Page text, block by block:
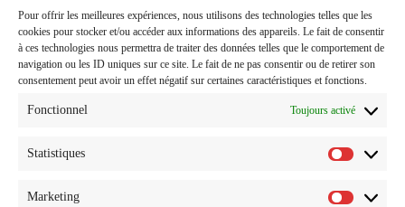
Pour offrir les meilleures expériences, nous utilisons des technologies telles que les
cookies pour stocker et/ou accéder aux informations des appareils. Le fait de consentir
à ces technologies nous permettra de traiter des données telles que le comportement de
navigation ou les ID uniques sur ce site. Le fait de ne pas consentir ou de retirer son
consentement peut avoir un effet négatif sur certaines caractéristiques et fonctions.
Fonctionnel Toujours activé
Statistiques
Marketing
Mentions Légales.